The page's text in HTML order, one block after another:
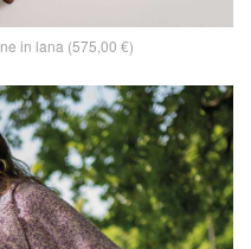
in lana (575,00 €)